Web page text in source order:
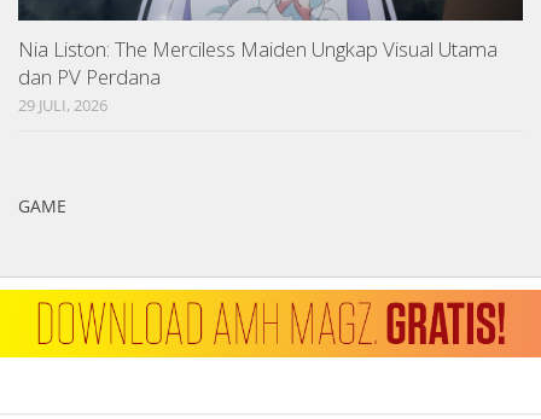
Nia Liston: The Merciless Maiden Ungkap Visual Utama
dan PV Perdana
29 JULI, 2026
GAME